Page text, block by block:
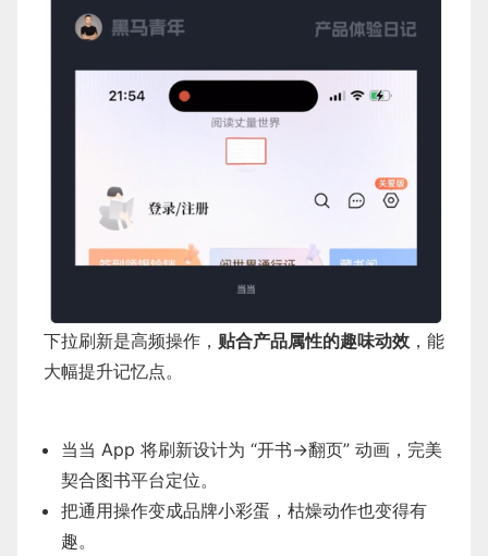
下拉刷新是高频操作， 贴合产品属性的趣味动效 ，能
大幅提升记忆点。
当当 App 将刷新设计为 “开书→翻页” 动画，完美
契合图书平台定位。
把通用操作变成品牌小彩蛋，枯燥动作也变得有
趣。